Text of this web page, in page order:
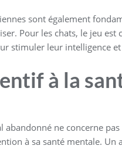
sont également
Pour les chats, le jeu est
stimuler leur intelligence
à la
abandonné ne concerne
à sa santé mentale. Un